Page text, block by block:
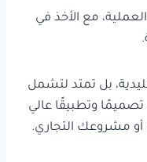
مع الأخذ في
بل تمتد لتشمل
وتطبيقًا عالي
أو مشروعك التجاري.